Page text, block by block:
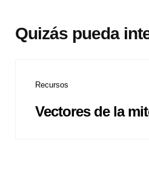
Quizás pueda
Recursos
Vectores de la